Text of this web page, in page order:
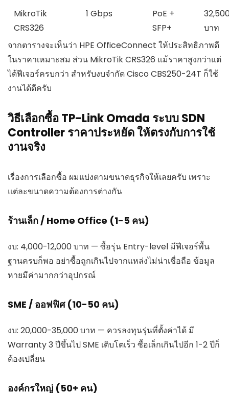
MikroTik
CRS326
1 Gbps
PoE +
SFP+
บาท
จากตารางจะเห็นว่า HPE OfficeConnect ให้ประสิทธิภาพดี
ในราคาเหมาะสม ส่วน MikroTik CRS326 แม้ราคาสูงกว่าแต่
ได้ฟีเจอร์ครบกว่า สำหรับงบจำกัด Cisco CBS250-24T ก็ใช้
งานได้ดีครับ
วิธีเลือกซื้อ TP-Link Omada ระบบ SDN
Controller ราคาประหยัด ให้ตรงกับการใช้
งานจริง
เรื่องการเลือกซื้อ ผมแบ่งตามขนาดธุรกิจให้เลยครับ เพราะ
แต่ละขนาดความต้องการต่างกัน
ร้านเล็ก / Home Office (1-5 คน)
งบ: 4,000-12,000 บาท — ซื้อรุ่น Entry-level มีฟีเจอร์พื้น
ฐานครบก็พอ อย่าซื้อถูกเกินไปจากแหล่งไม่น่าเชื่อถือ ข้อมูล
หายมีค่ามากกว่าอุปกรณ์
SME / ออฟฟิศ (10-50 คน)
งบ: 20,000-35,000 บาท — ควรลงทุนรุ่นที่ตั้งค่าได้ มี
Warranty 3 ปีขึ้นไป SME เติบโตเร็ว ซื้อเล็กเกินไปอีก 1-2 ปีก็
ต้องเปลี่ยน
องค์กรใหญ่ (50+ คน)